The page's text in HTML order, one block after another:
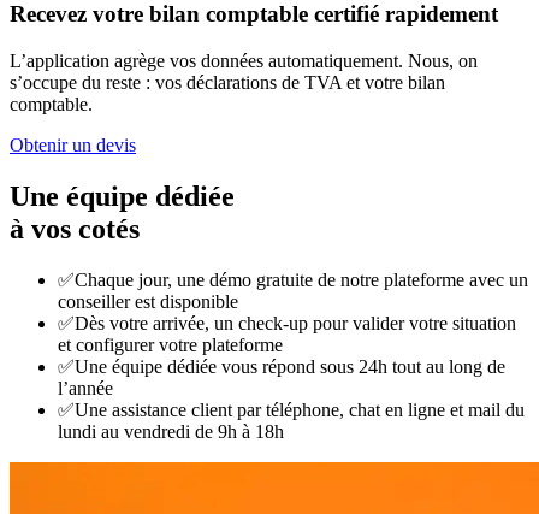
Recevez votre bilan comptable certifié rapidement
L’application agrège vos données automatiquement. Nous, on
s’occupe du reste : vos déclarations de TVA et votre bilan
comptable.
Obtenir un devis
Une équipe dédiée
à vos cotés
✅Chaque jour, une démo gratuite de notre plateforme avec un
conseiller est disponible
✅Dès votre arrivée, un check-up pour valider votre situation
et configurer votre plateforme
✅Une équipe dédiée vous répond sous 24h tout au long de
l’année
✅Une assistance client par téléphone, chat en ligne et mail du
lundi au vendredi de 9h à 18h